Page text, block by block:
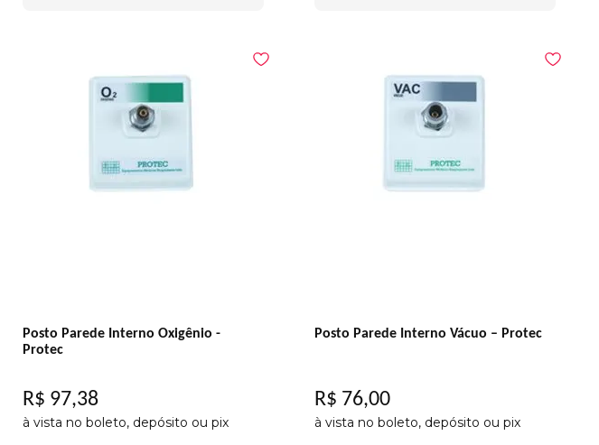
Posto Parede Interno Oxigênio -
Protec
R$ 97,38
à vista no boleto, depósito ou pix
Posto Parede Interno Vácuo – Protec
R$ 76,00
à vista no boleto, depósito ou pix